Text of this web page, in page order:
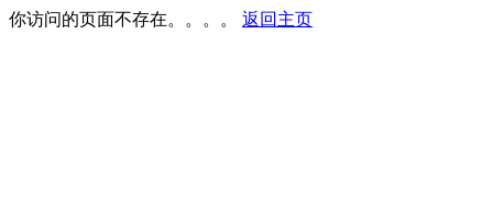
你访问的页面不存在。。。。 返回主页